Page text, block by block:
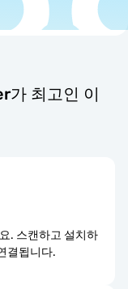
가 최고인 이
. 스캔하고 설치하
결됩니다.